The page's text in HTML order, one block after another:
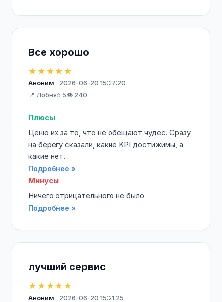
Все хорошо
★★★★★
Аноним
2026-06-20 15:37:20
📍 Лобня⭐ 5👁️ 240
Плюсы
Ценю их за то, что не обещают чудес. Сразу
на берегу сказали, какие KPI достижимы, а
какие нет.
Подробнее »
Минусы
Ничего отрицательного не было
Подробнее »
лучший сервис
★★★★★
Аноним
2026-06-20 15:21:25